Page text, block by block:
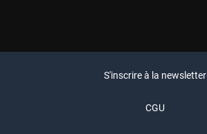
S'inscrire à la newsletter
CGU